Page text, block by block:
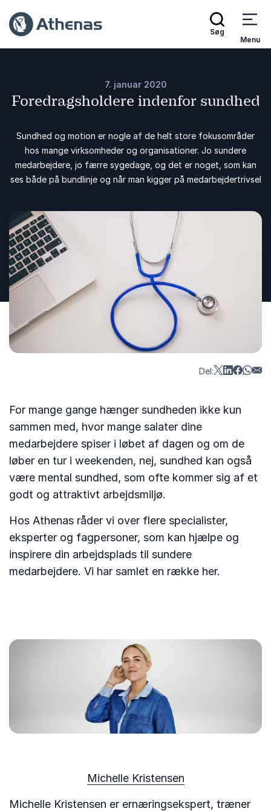
Søg
Menu
7. januar 2020
Foredragsholdere indenfor sundhed
Sundhed og motion er nogle af de helt store fokusområder
hos mange virksomheder og organisationer. Jo sundere
medarbejdere, jo færre sygedage, og det er noget, som kan
ses både på bundlinje og når man kigger på medarbejdertrivsel
Del:
For mange gange hænger sundheden ikke kun
sammen med, hvor mange salater dine
medarbejdere spiser i løbet af dagen og om de
løber en tur i weekenden, nej, sundhed kan også
være mental sundhed, som ofte kommer sig af et
godt og attraktivt arbejdsmiljø.
Hos Athenas råder vi over flere specialister,
eksperter og fagpersoner, som kan hjælpe og
inspirere din arbejdsplads til sundere
medarbejdere. Vi har samlet en række her.
Michelle Kristensen
Michelle Kristensen er ernæringsekspert, træner